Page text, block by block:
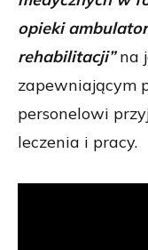
opieki
rehabilitacji”na
zapewniającym
personelowi
leczenia i pracy.